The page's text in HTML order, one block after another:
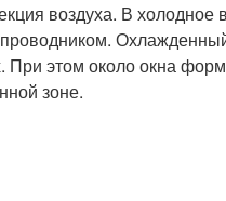
воздуха. В холодное
При этом около окна
зоне.